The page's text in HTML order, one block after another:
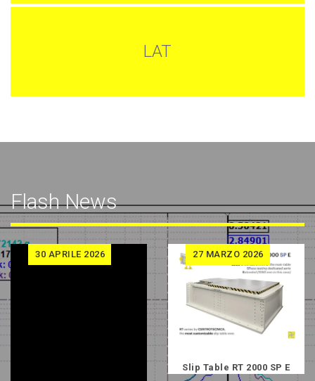
LAT
Flash News
30 APRILE 2026 27 MARZO 2026
Slip Table RT 2000 SP E